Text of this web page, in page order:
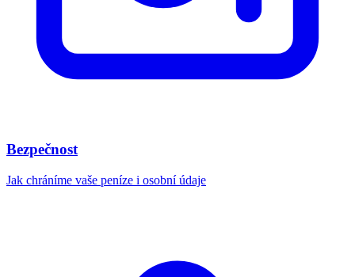
Bezpečnost
Jak chráníme vaše peníze i osobní údaje